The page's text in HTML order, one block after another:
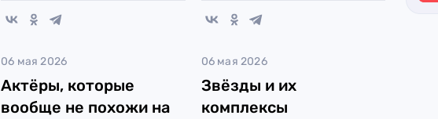
06 мая 2026
Актёры, которые
вообще не похожи на
06 мая 2026
Звёзды и их
комплексы